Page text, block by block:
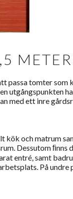
passa tomter som
utgångspunkten
med ett inre
kök och matrum
Dessutom ﬁnns
entré, samt
På undre